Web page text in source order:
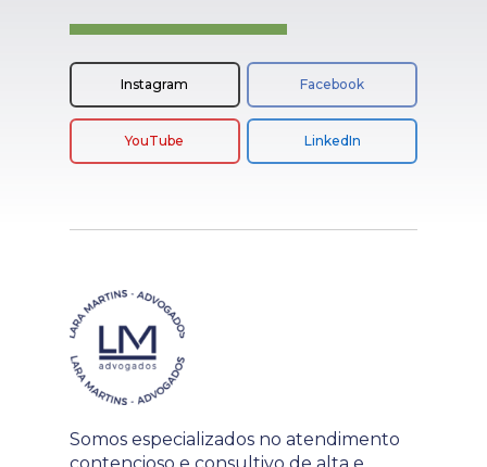
Instagram Facebook
YouTube LinkedIn
Somos especializados no atendimento